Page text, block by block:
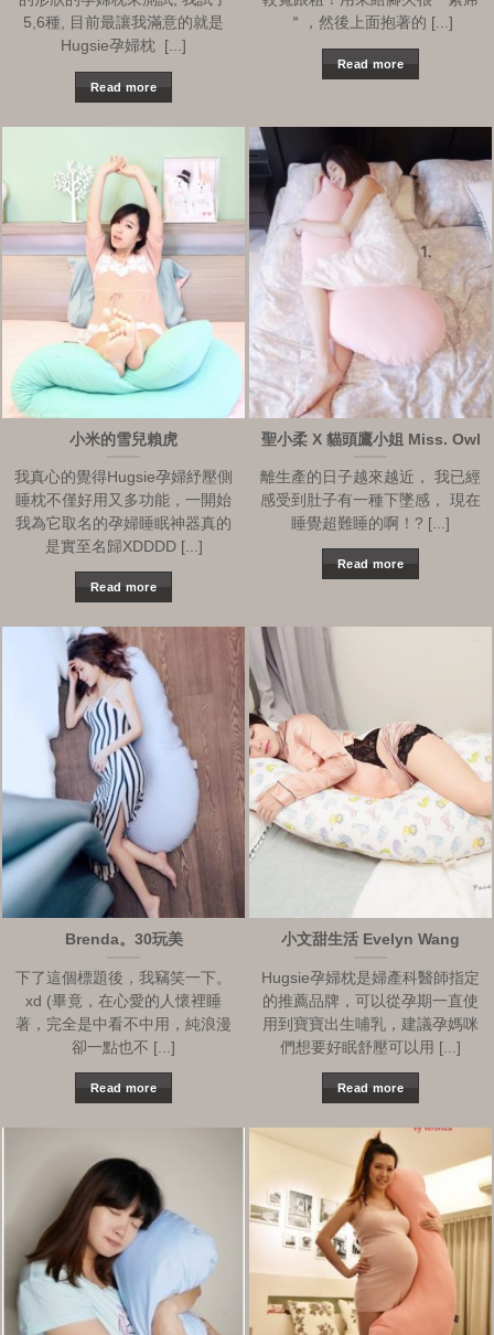
5,6種, 目前最讓我滿意的就是
Hugsie孕婦枕 [...]
Read more
＂，然後上面抱著的 [...]
Read more
小米的雪兒賴虎
我真心的覺得Hugsie孕婦紓壓側
睡枕不僅好用又多功能，一開始
我為它取名的孕婦睡眠神器真的
是實至名歸XDDDD [...]
Read more
聖小柔 X 貓頭鷹小姐 Miss. Owl
離生產的日子越來越近， 我已經
感受到肚子有一種下墜感， 現在
睡覺超難睡的啊！? [...]
Read more
Brenda。30玩美
下了這個標題後，我竊笑一下。
xd (畢竟，在心愛的人懷裡睡
著，完全是中看不中用，純浪漫
卻一點也不 [...]
Read more
小文甜生活 Evelyn Wang
Hugsie孕婦枕是婦產科醫師指定
的推薦品牌，可以從孕期一直使
用到寶寶出生哺乳，建議孕媽咪
們想要好眠舒壓可以用 [...]
Read more